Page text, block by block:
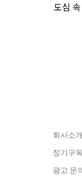
도심
회사소개
정기구독
광고 문